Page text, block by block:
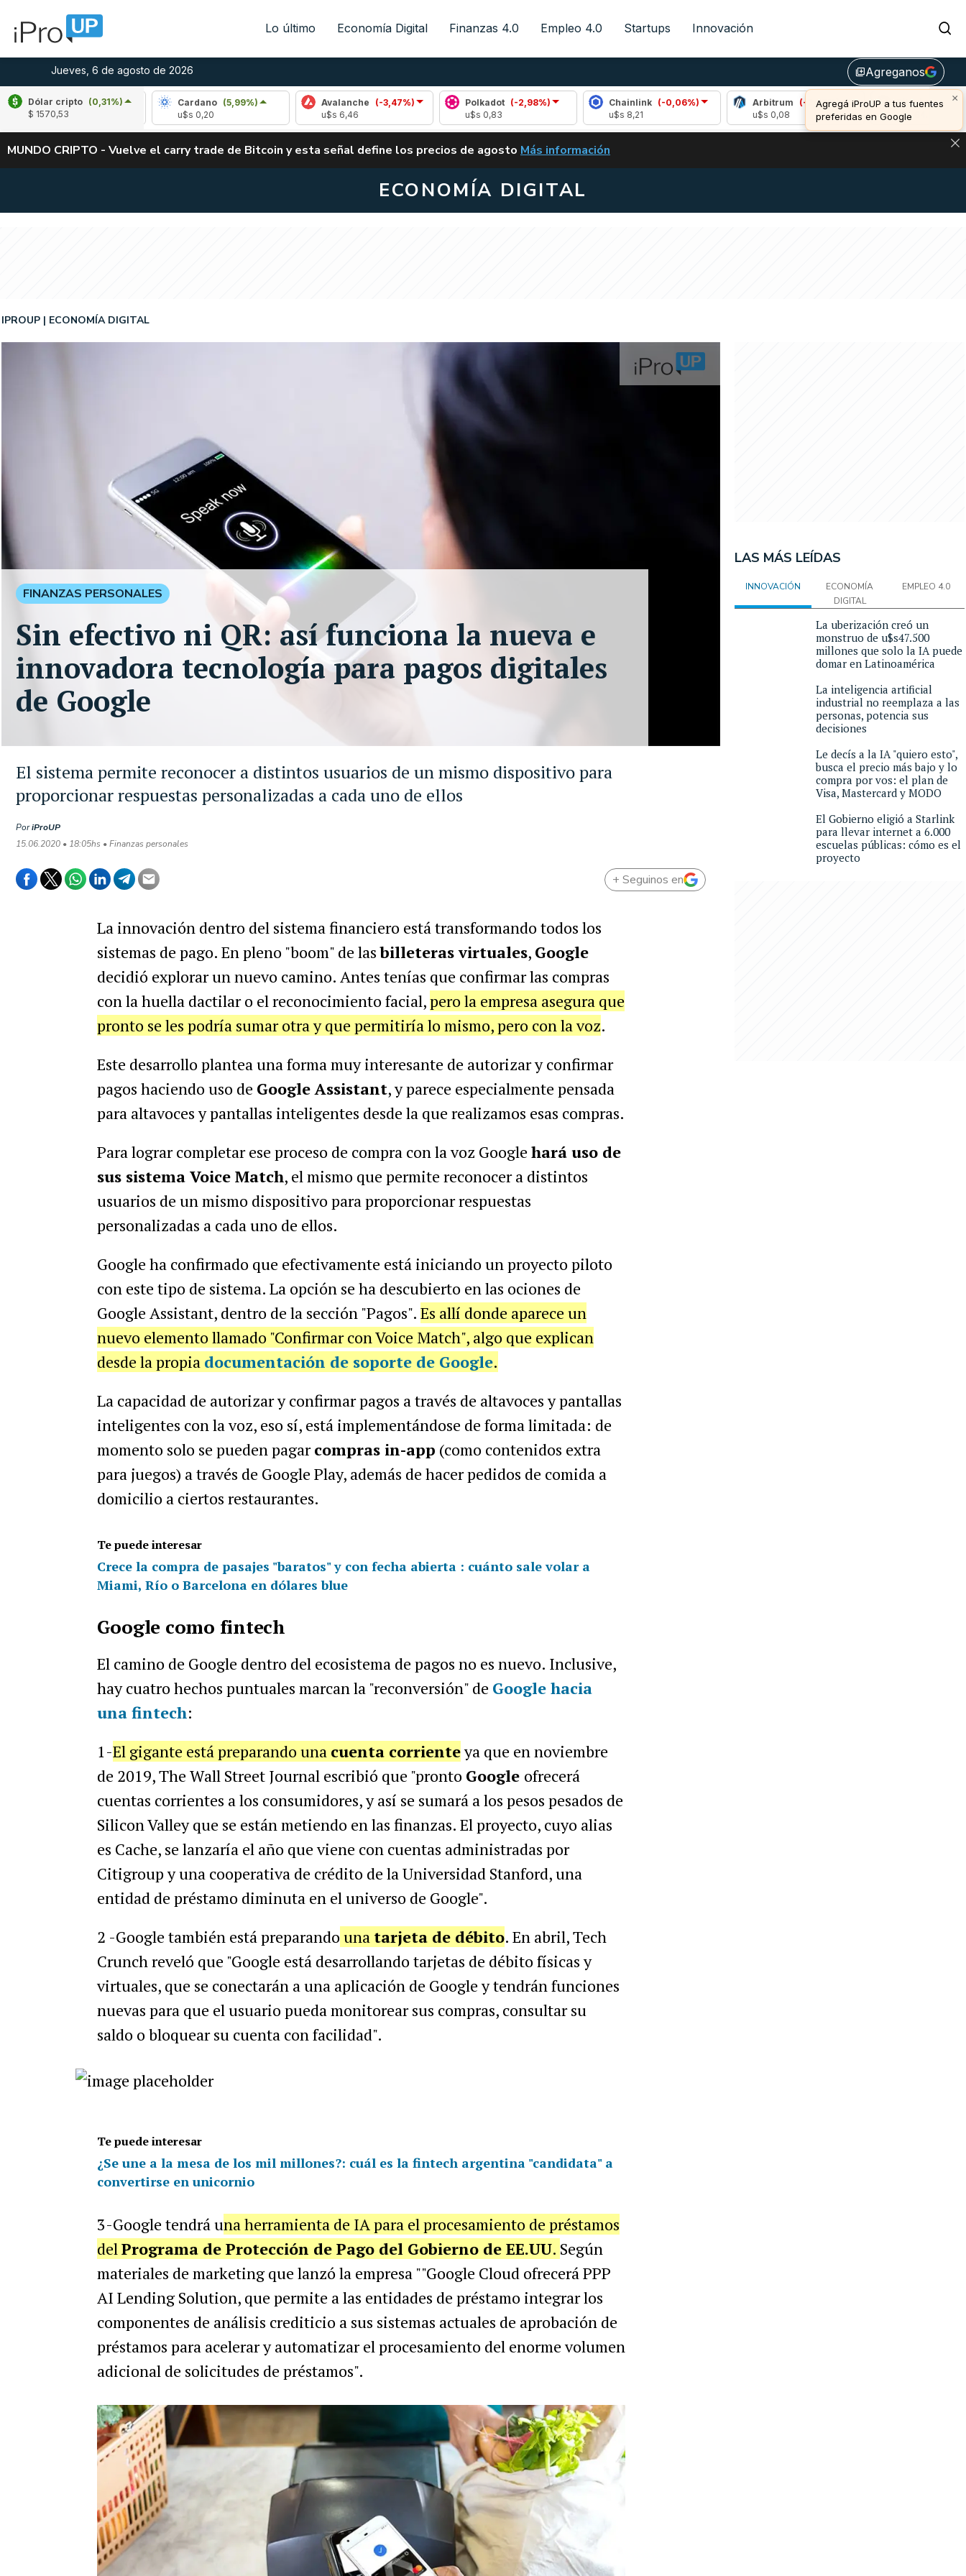
Lo último Economía Digital Finanzas 4.0 Empleo 4.0 Startups Innovación
Jueves, 6 de agosto de 2026 library_addAgreganos
×
Agregá iProUP a tus fuentes
preferidas en Google
Dólar cripto (0,31%)
$ 1570,53
(-3,56%)
1,03
Cardano (5,99%)
Avalanche (-3,47%)
Polkadot (-2,98%)
Chainlink (-0,06%)
Arbitrum (-2,22%)
Bitcoin (-0,60%)
u$s 64.409,00
ALERTA
MUNDO CRIPTO - Vuelve el carry trade de Bitcoin y esta señal define los precios de agosto VUELVE EL CARRY TRADE DE BITCOIN Y ESTA SEÑAL DEFINE LOS PRECIOS DE
Más información
ECONOMÍA DIGITAL
El sistema permite reconocer a distintos usuarios de un mismo dispositivo para
proporcionar respuestas personalizadas a cada uno de ellos
IPROUP ECONOMÍA DIGITAL
PoriProUP
15.06.2020 • 18:05hs • Finanzas personales
FINANZAS PERSONALES
Sin efectivo ni QR: así funciona la nueva e
innovadora tecnología para pagos digitales
de Google
+ Seguinos en
La innovación dentro del sistema financiero está transformando todos los
sistemas de pago. En pleno "boom" de lasbilleteras virtuales, Google
decidió explorar un nuevo camino. Antes tenías que confirmar las compras
con la huella dactilar o el reconocimiento facial,pero la empresa asegura que
pronto se les podría sumar otra y que permitiría lo mismo, pero con la voz.
Este desarrollo plantea una forma muy interesante de autorizar y confirmar
pagos haciendo uso de Google Assistant, y parece especialmente pensada
para altavoces y pantallas inteligentes desde la que realizamos esas compras.
Para lograr completar ese proceso de compra con la voz Google hará uso de
sus sistema Voice Match, el mismo que permite reconocer a distintos
usuarios de un mismo dispositivo para proporcionar respuestas
personalizadas a cada uno de ellos.
Google ha confirmado que efectivamente está iniciando un proyecto piloto
con este tipo de sistema. La opción se ha descubierto en las ociones de
Google Assistant, dentro de la sección "Pagos". Es allí donde aparece un
nuevo elemento llamado "Confirmar con Voice Match", algo que explican
desde la propia documentación de soporte de Google.
La capacidad de autorizar y confirmar pagos a través de altavoces y pantallas
inteligentes con la voz, eso sí, está implementándose de forma limitada: de
momento solo se pueden pagarcompras in-app (como contenidos extra
para juegos) a través de Google Play, además de hacer pedidos de comida a
domicilio a ciertos restaurantes.
Te puede interesar
Crece la compra de pasajes "baratos" y con fecha abierta : cuánto sale volar a
Miami, Río o Barcelona en dólares blue
Google como fintech
El camino de Google dentro del ecosistema de pagos no es nuevo. Inclusive,
hay cuatro hechos puntuales marcan la "reconversión" de Google hacia
una fintech:
1-El gigante está preparando una cuenta corrienteya que en noviembre
de 2019, The Wall Street Journal escribió que "pronto Google ofrecerá
cuentas corrientes a los consumidores, y así se sumará a los pesos pesados de
Silicon Valley que se están metiendo en las finanzas. El proyecto, cuyo alias
es Cache, se lanzaría el año que viene con cuentas administradas por
Citigroup y una cooperativa de crédito de la Universidad Stanford, una
entidad de préstamo diminuta en el universo de Google".
2 -Google también está preparando una tarjeta de débito. En abril, Tech
Crunch reveló que "Google está desarrollando tarjetas de débito físicas y
virtuales, que se conectarán a una aplicación de Google y tendrán funciones
nuevas para que el usuario pueda monitorear sus compras, consultar su
saldo o bloquear su cuenta con facilidad".
Te puede interesar
¿Se une a la mesa de los mil millones?: cuál es la fintech argentina "candidata" a
convertirse en unicornio
3-Google tendrá una herramienta de IA para el procesamiento de préstamos
delPrograma de Protección de Pago del Gobierno de EE.UU. Según
materiales de marketing que lanzó la empresa ""Google Cloud ofrecerá PPP
AI Lending Solution, que permite a las entidades de préstamo integrar los
componentes de análisis crediticio a sus sistemas actuales de aprobación de
préstamos para acelerar y automatizar el procesamiento del enorme volumen
adicional de solicitudes de préstamos".
LAS MÁS LEÍDAS
INNOVACIÓN
ECONOMÍA
DIGITAL
EMPLEO 4.0
La uberización creó un
monstruo de u$s47.500
millones que solo la IA puede
domar en Latinoamérica
La inteligencia artificial
industrial no reemplaza a las
personas, potencia sus
decisiones
Le decís a la IA "quiero esto",
busca el precio más bajo y lo
compra por vos: el plan de
Visa, Mastercard y MODO
El Gobierno eligió a Starlink
para llevar internet a 6.000
escuelas públicas: cómo es el
proyecto